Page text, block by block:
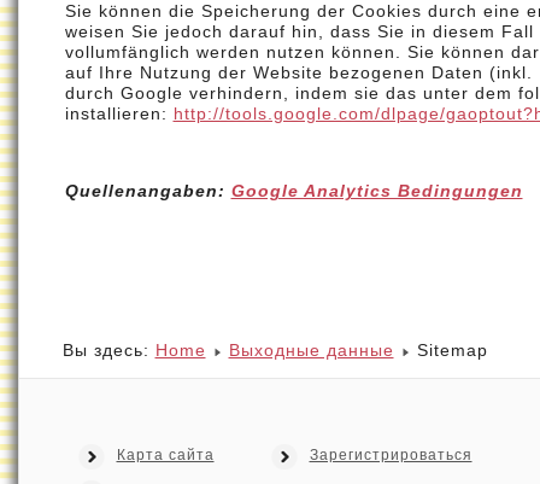
Sie können die Speicherung der Cookies durch eine
weisen Sie jedoch darauf hin, dass Sie in diesem
vollumfänglich werden nutzen können. Sie können
auf Ihre Nutzung der Website bezogenen Daten
durch Google verhindern, indem sie das unter dem
installieren: http://tools.google.com/dlpage/
Quellenangaben: Google Analytics Bedingungen
Вы здесь: Home Выходные данные Sitemap
Карта сайта Зарегистрироваться